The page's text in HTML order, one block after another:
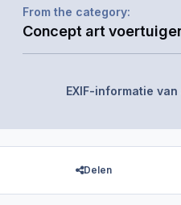
From the category:
Concept art
EXIF-informatie
Delen